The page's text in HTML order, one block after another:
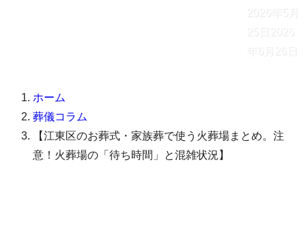
2026年5月
25日
2026
年6月26日
ホーム
葬儀コラム
【江東区のお葬式・家族葬で使う火葬場まとめ。注
意！火葬場の「待ち時間」と混雑状況】